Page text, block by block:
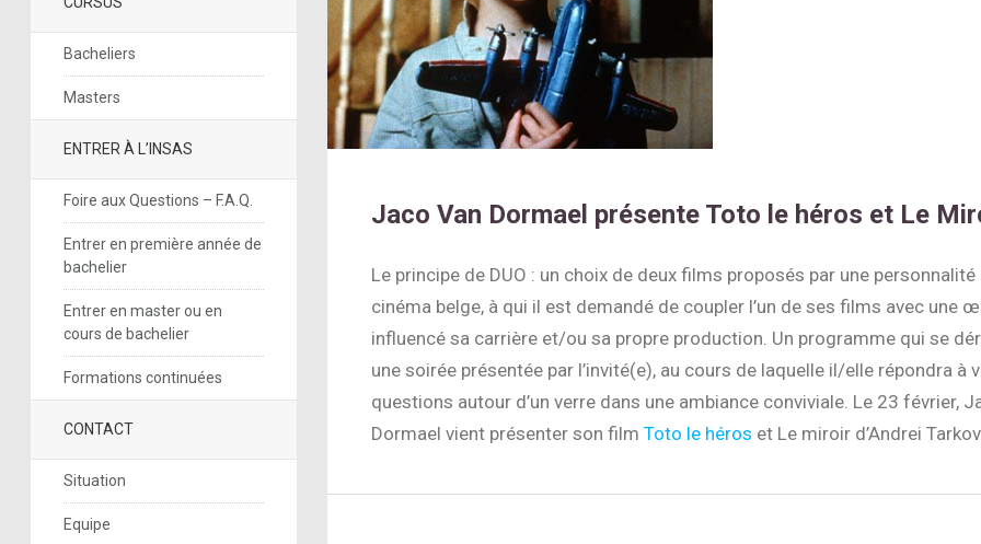
Bacheliers
Masters
ENTRER À L’INSAS
Foire aux Questions – F.A.Q.
Entrer en première année de
bachelier
Entrer en master ou en
cours de bachelier
Formations continuées
CONTACT
Situation
Equipe
Jaco Van Dormael présente Toto le héros et Le
Le principe de DUO : un choix de deux films proposés par une personnalité
cinéma belge, à qui il est demandé de coupler l’un de ses films avec une
influencé sa carrière et/ou sa propre production. Un programme qui se
une soirée présentée par l’invité(e), au cours de laquelle il/elle répondra à
questions autour d’un verre dans une ambiance conviviale. Le 23 février,
Dormael vient présenter son film Toto le héros et Le miroir d’Andrei